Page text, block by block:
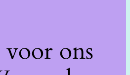
ons